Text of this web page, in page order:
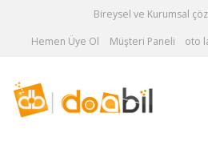
Bireysel ve Kurumsal
Hemen Üye Ol
Müşteri Paneli oto